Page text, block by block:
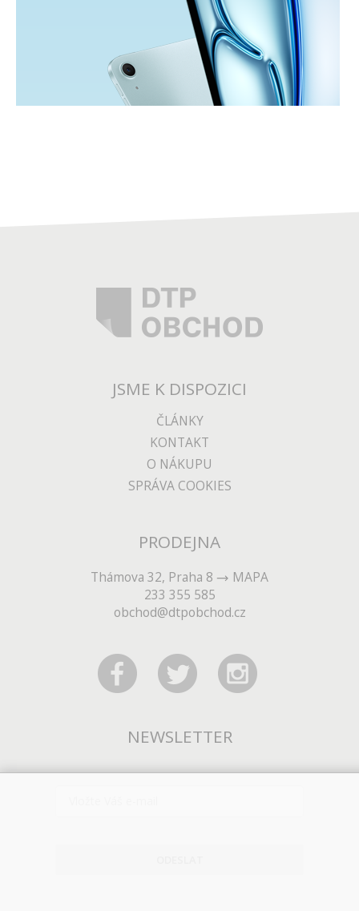
JSME K DISPOZICI
ČLÁNKY
KONTAKT
O NÁKUPU
SPRÁVA COOKIES
PRODEJNA
Thámova 32, Praha 8
MAPA
233 355 585
obchod@dtpobchod.cz
NEWSLETTER